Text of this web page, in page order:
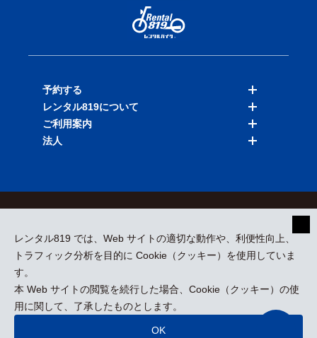
レンタル819 では、Web サイトの適切な動作や、利便性向上、
トラフィック分析を目的に Cookie（クッキー）を使用していま
す。
本 Web サイトの閲覧を続行した場合、Cookie（クッキー）の使
用に関して、了承したものとします。
OK
予約する
バイクを探す
店舗を探す
レンタル819について
料金表
ご利用案内
法人
採用情報
プレスリリース
kizuki Rental Service © All Rights Reserved.